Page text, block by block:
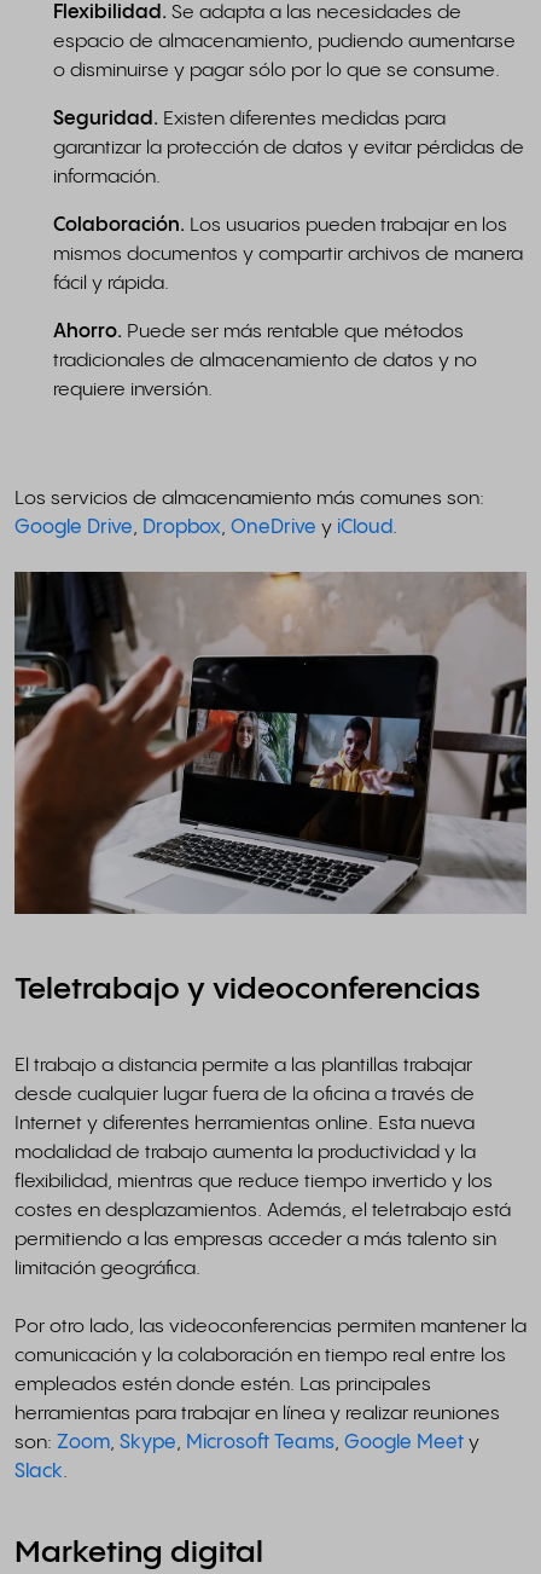
Flexibilidad. Se adapta a las necesidades de
espacio de almacenamiento, pudiendo aumentarse
o disminuirse y pagar sólo por lo que se consume.
Seguridad. Existen diferentes medidas para
garantizar la protección de datos y evitar pérdidas de
información.
Colaboración. Los usuarios pueden trabajar en los
mismos documentos y compartir archivos de manera
fácil y rápida.
Ahorro. Puede ser más rentable que métodos
tradicionales de almacenamiento de datos y no
requiere inversión.
Los servicios de almacenamiento más comunes son:
Google Drive, Dropbox, OneDrive y iCloud.
Teletrabajo y videoconferencias
El trabajo a distancia permite a las plantillas trabajar
desde cualquier lugar fuera de la oficina a través de
Internet y diferentes herramientas online. Esta nueva
modalidad de trabajo aumenta la productividad y la
flexibilidad, mientras que reduce tiempo invertido y los
costes en desplazamientos. Además, el teletrabajo está
permitiendo a las empresas acceder a más talento sin
limitación geográfica.
Por otro lado, las videoconferencias permiten mantener la
comunicación y la colaboración en tiempo real entre los
empleados estén donde estén. Las principales
herramientas para trabajar en línea y realizar reuniones
son: Zoom, Skype, Microsoft Teams, Google Meet y
Slack.
Marketing digital